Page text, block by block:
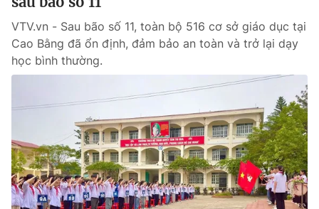
VTV.vn - Sau bão số 11, toàn bộ 516 cơ sở giáo dục tại
Cao Bằng đã ổn định, đảm bảo an toàn và trở lại dạy
học bình thường.